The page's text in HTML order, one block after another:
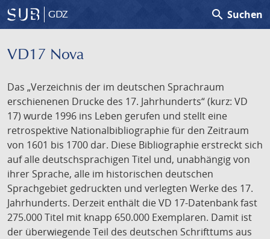
GDZ search Suchen
VD17 Nova
Das „Verzeichnis der im deutschen Sprachraum
erschienenen Drucke des 17. Jahrhunderts“ (kurz: VD
17) wurde 1996 ins Leben gerufen und stellt eine
retrospektive Nationalbibliographie für den Zeitraum
von 1601 bis 1700 dar. Diese Bibliographie erstreckt sich
auf alle deutschsprachigen Titel und, unabhängig von
ihrer Sprache, alle im historischen deutschen
Sprachgebiet gedruckten und verlegten Werke des 17.
Jahrhunderts. Derzeit enthält die VD 17-Datenbank fast
275.000 Titel mit knapp 650.000 Exemplaren. Damit ist
der überwiegende Teil des deutschen Schrifttums aus